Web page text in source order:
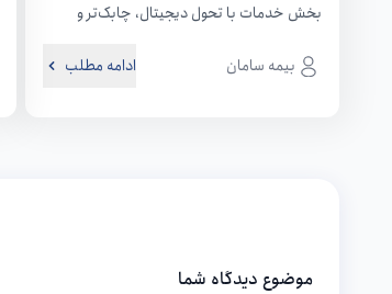
بخش خدمات با تحول دیجیتال، چابک‌تر و
بیمه سامان
ادامه مطلب
موضوع دیدگاه شما